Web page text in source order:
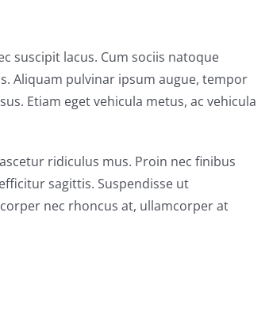
suscipit lacus. Cum sociis natoque
Aliquam pulvinar ipsum augue, tempor
Etiam eget vehicula metus, ac vehicula
ridiculus mus. Proin nec finibus
sagittis. Suspendisse ut
nec rhoncus at, ullamcorper at